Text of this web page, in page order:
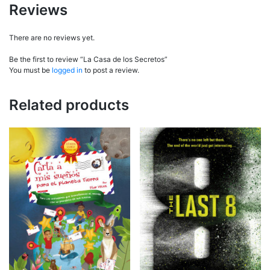
Reviews
There are no reviews yet.
Be the first to review “La Casa de los Secretos”
You must be logged in to post a review.
Related products